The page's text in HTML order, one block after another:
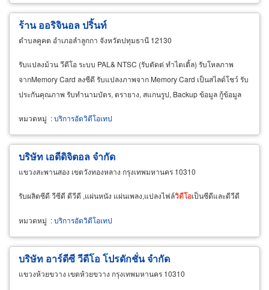
ร้าน ออริจินอล ปริ้นท์
ตำบลคูคต อำเภอลำลูกกา จังหวัดปทุมธานี 12130
รับแปลงม้วน วีดีโอ ระบบ PAL& NTSC (รับตัดต่ ทำไตเติ้ล) รับโหลภาพ
จากMemory Card ลงซีดี รับแปลงภาพจาก Memory Card เป็นสไลด์โชว์ รับ
ประกันคุณภาพ รับทำนามบัตร, ตรายาง, สแกนรูป, Backup ข้อมูล กู้ข้อมูล
หมวดหมู่ :บริการอัดวิดีโอเทป
บริษัท เอดีดิจิตอล จำกัด
แขวงสะพานสอง เขตวังทองหลาง กรุงเทพมหานคร 10310
รับผลิตซีดี วีซีดี ดีวีดี ,แผ่นหนัง แผ่นเพลง,แปลงไฟล์วิดีโอเป็นซีดีและดีวีดี
หมวดหมู่ :บริการอัดวิดีโอเทป
บริษัท อาร์ดีซี วีดีโอ โปรดักชั่น จำกัด
แขวงห้วยขวาง เขตห้วยขวาง กรุงเทพมหานคร 10310